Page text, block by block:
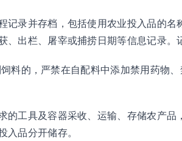
记录并存档，包括使用农业投入品的名
、出栏、屠宰或捕捞日期等信息记录。
料的，严禁在自配料中添加禁用药物
的工具及容器采收、运输、存储农产品
入品分开储存。